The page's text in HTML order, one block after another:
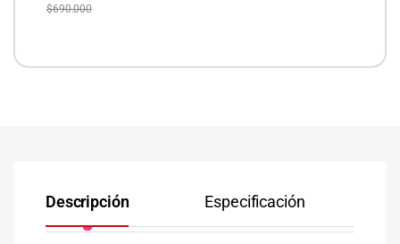
$690.000
Descripción Especificación